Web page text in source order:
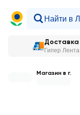
Доставка
Гипер Лента
Магазин в г.